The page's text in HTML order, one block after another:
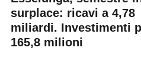
surplace: ricavi a 4,78
miliardi. Investimenti
165,8 milioni